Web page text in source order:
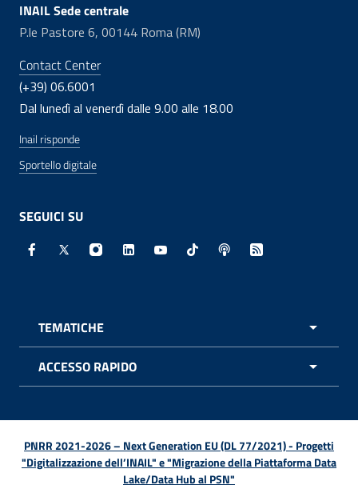
INAIL Sede centrale
P.le Pastore 6, 00144 Roma (RM)
Contact Center
(+39) 06.6001
Dal lunedì al venerdì dalle 9.00 alle 18.00
Inail risponde
Sportello digitale
SEGUICI SU
Facebook - Sito esterno - Apertura in nuova finestra
X - Sito esterno - Apertura in nuova finestra
Instagram - Sito esterno - Apertura in
Linkedin - Sito esterno - Apertura in
Youtube - Sito esterno -
TikTok - Sito esterno -
Spreaker - Sito
Feed RSS -
TEMATICHE
ACCESSO RAPIDO
PNRR 2021-2026 – Next Generation EU (DL 77/2021) - Progetti
"Digitalizzazione dell’INAIL" e "Migrazione della Piattaforma Data
Lake/Data Hub al PSN"